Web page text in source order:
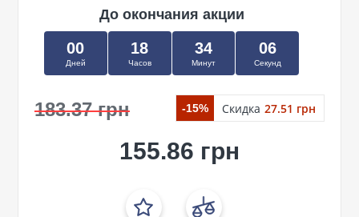
До окончания акции
00
Дней
18
Часов
34
Минут
06
Секунд
183.37 грн -15% Скидка 27.51 грн
155.86 грн